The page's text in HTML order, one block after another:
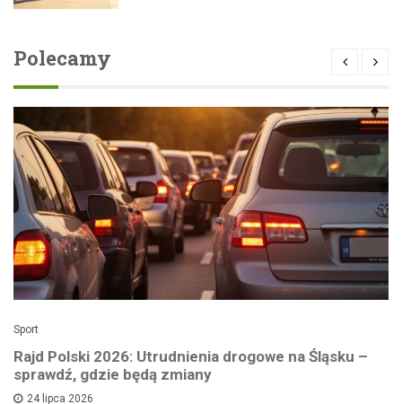
Polecamy
Sport
Rajd Polski 2026: Utrudnienia drogowe na Śląsku –
sprawdź, gdzie będą zmiany
24 lipca 2026